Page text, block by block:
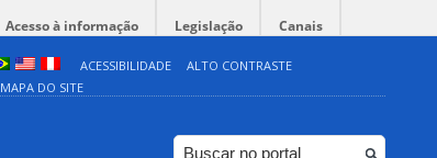
Acesso à informação Legislação Canais
ACESSIBILIDADE
ALTO CONTRASTE
MAPA DO SITE